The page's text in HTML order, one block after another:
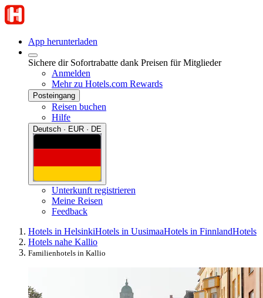
App herunterladen
Sichere dir Sofortrabatte dank Preisen für Mitglieder
Anmelden
Mehr zu Hotels.com Rewards
Posteingang
Reisen buchen
Hilfe
Deutsch · EUR · DE
Unterkunft registrieren
Meine Reisen
Feedback
Hotels in HelsinkiHotels in UusimaaHotels in FinnlandHotels
Hotels nahe Kallio
Familienhotels in Kallio